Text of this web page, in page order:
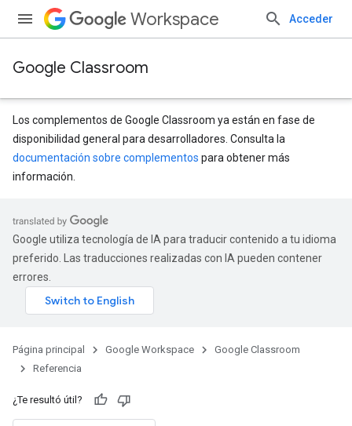
Workspace Acceder
Google Classroom
Los complementos de Google Classroom ya están en fase de
disponibilidad general para desarrolladores. Consulta la
documentación sobre complementos para obtener más
información.
Google utiliza tecnología de IA para traducir contenido a tu idioma
preferido. Las traducciones realizadas con IA pueden contener
errores.
Página principal Google Workspace
Google Classroom
Referencia
¿Te resultó útil?